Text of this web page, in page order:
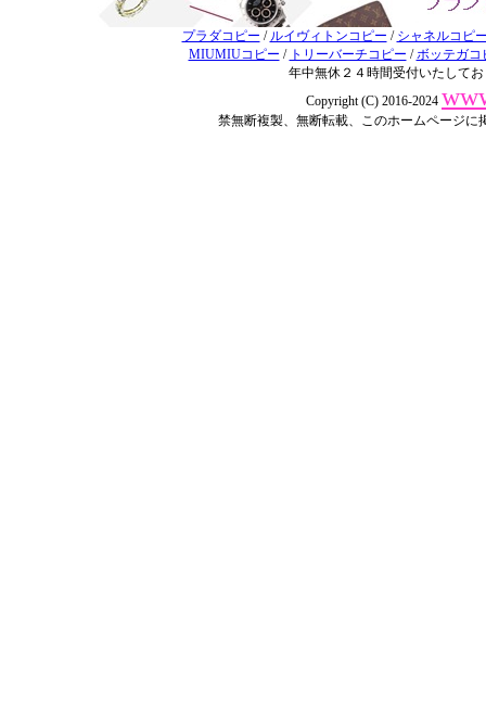
プラダコピー / ルイヴィトンコピー / シャネルコピ
MIUMIUコピー / トリーバーチコピー /ボッテガコ
年中無休２４時間受付いたして
Copyright (C) 2016-2024
禁無断複製、無断転載、このホームページ